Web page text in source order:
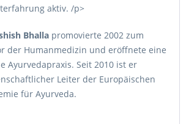
aktiv. /p>
Bhalla promovierte 2002 zum
der Humanmedizin und eröffnete eine
Ayurvedapraxis. Seit 2010 ist er
Leiter der Europäischen
für Ayurveda.